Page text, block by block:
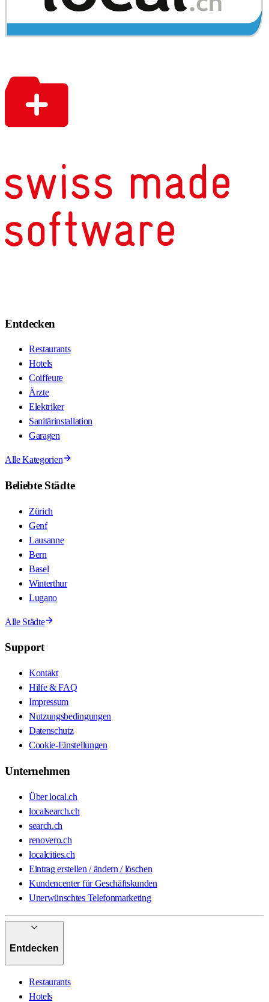
Entdecken
Restaurants
Hotels
Coiffeure
Ärzte
Elektriker
Sanitärinstallation
Garagen
Alle Kategorien
Beliebte Städte
Zürich
Genf
Lausanne
Bern
Basel
Winterthur
Lugano
Alle Städte
Support
Kontakt
Hilfe & FAQ
Impressum
Nutzungsbedingungen
Datenschutz
Cookie-Einstellungen
Unternehmen
Über local.ch
localsearch.ch
search.ch
renovero.ch
localcities.ch
Eintrag erstellen / ändern / löschen
Kundencenter für Geschäftskunden
Unerwünschtes Telefonmarketing
Entdecken
Restaurants
Hotels